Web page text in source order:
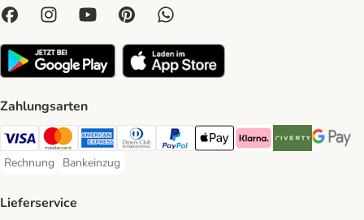
Zahlungsarten
Visa Payment Method
Mastercard Payment Method
American Express Payment Method
Diners Club Payment Method
PayPal Payment Method
Apple Pay Payment Method
Klarna Payment Method
Riverty Payment
Google
Rechnung
Rechnung Payment Method
Bankeinzug
Bankeinzug Payment Method
Lieferservice